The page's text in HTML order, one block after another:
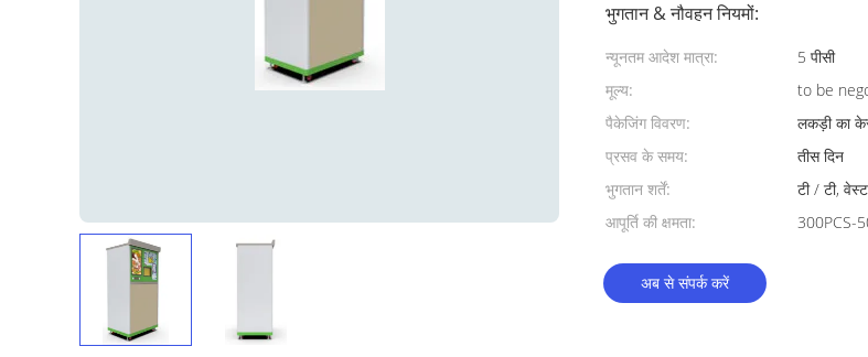
भुगतान & नौवहन नियमों:
न्यूनतम आदेश मात्रा:
5 पीसी
मूल्य:
to be
पैकेजिंग विवरण:
लकड़ी का
प्रसव के समय:
तीस दिन
भुगतान शर्तें:
टी / टी,
आपूर्ति की क्षमता:
300PCS-
अब से संपर्क करें